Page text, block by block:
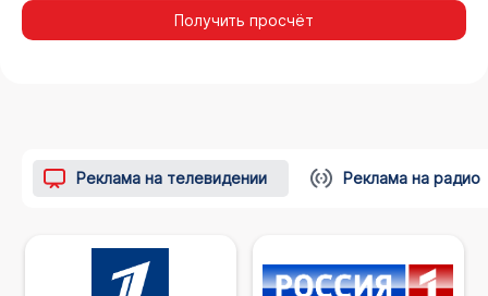
Получить просчёт
Реклама на телевидении Реклама на радио